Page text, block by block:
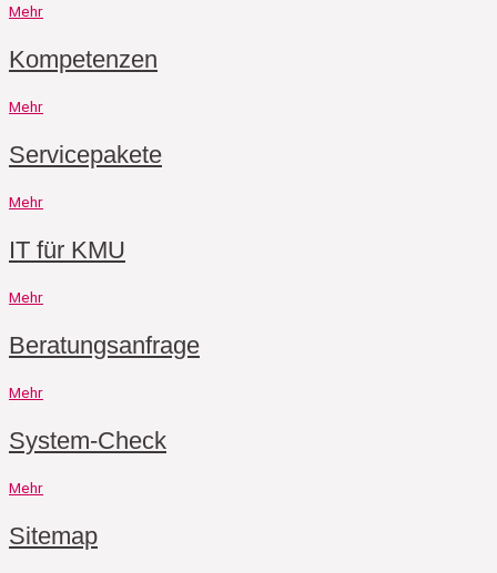
Mehr
Kompetenzen
Mehr
Servicepakete
Mehr
IT für KMU
Mehr
Beratungsanfrage
Mehr
System-Check
Mehr
Sitemap